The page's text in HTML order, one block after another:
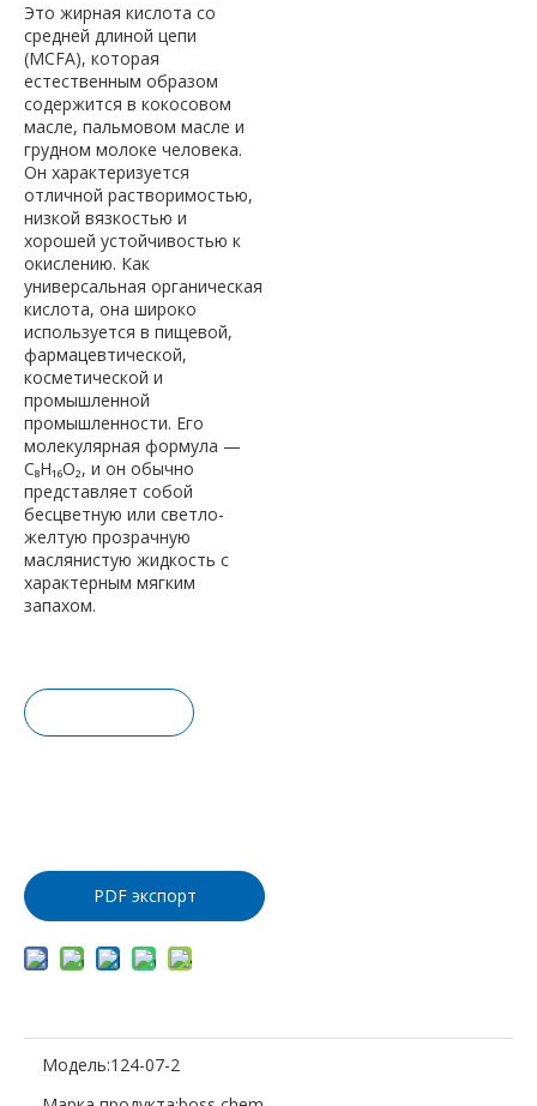
Это жирная кислота со
средней длиной цепи
(MCFA), которая
естественным образом
содержится в кокосовом
масле, пальмовом масле и
грудном молоке человека.
Он характеризуется
отличной растворимостью,
низкой вязкостью и
хорошей устойчивостью к
окислению. Как
универсальная органическая
кислота, она широко
используется в пищевой,
фармацевтической,
косметической и
промышленной
промышленности. Его
молекулярная формула —
C₈H₁₆O₂, и он обычно
представляет собой
бесцветную или светло-
желтую прозрачную
маслянистую жидкость с
характерным мягким
запахом.
PDF экспорт
Модель:124-07-2